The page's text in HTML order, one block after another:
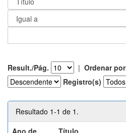
Result./Pág. | Ordenar por
Registro(s)
Resultado 1-1 de 1.
Ano de
Título